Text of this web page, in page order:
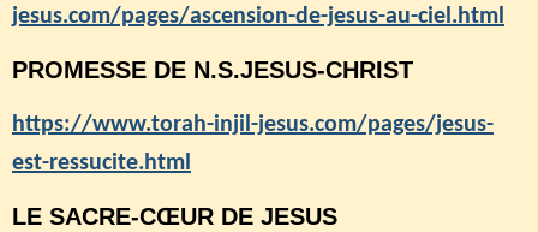
jesus.com/pages/ascension-de-jesus-au-ciel.html
PROMESSE DE N.S.JESUS-CHRIST
https://www.torah-injil-jesus.com/pages/jesus-
est-ressucite.html
LE SACRE-CŒUR DE JESUS